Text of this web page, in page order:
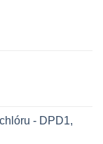
- DPD1,